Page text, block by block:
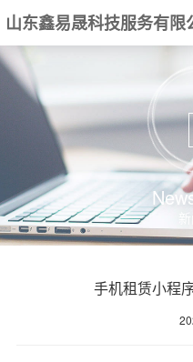
山东鑫易晟科技服务有限
手机租赁小程